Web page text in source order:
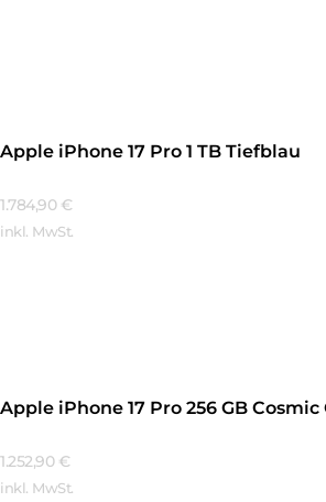
Apple iPhone 17 Pro 1 TB Tiefblau
1.784,90 €
inkl. MwSt.
Apple iPhone 17 Pro 256 GB Cosmic
1.252,90 €
inkl. MwSt.